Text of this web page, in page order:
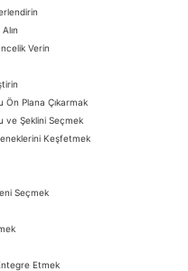
Verin
Plana Çıkarmak
ve Şeklini Seçmek
Keşfetmek
Seçmek
Etmek